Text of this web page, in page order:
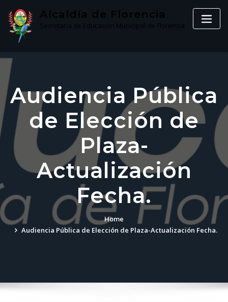
content
Alcaldía de Florencia
Secretaria de Educación Municipal de Florencia
Audiencia Pública
de Elección de
Plaza-
Actualización
Fecha.
Home
Audiencia Pública de Elección de Plaza-Actualización Fecha.